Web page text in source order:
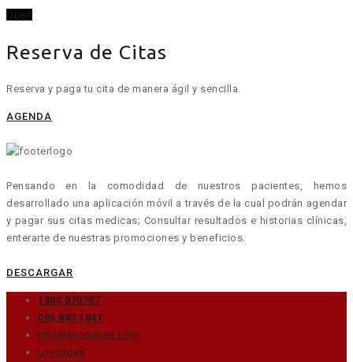
Open
Reserva de Citas
Reserva y paga tu cita de manera ágil y sencilla.
AGENDA
Pensando en la comodidad de nuestros pacientes, hemos
desarrollado una aplicación móvil a través de la cual podrán agendar
y pagar sus citas medicas; Consultar resultados e historias clínicas,
enterarte de nuestras promociones y beneficios.
DESCARGAR
1800 070707
095 883 1841
info@biodimed.com
Unidades